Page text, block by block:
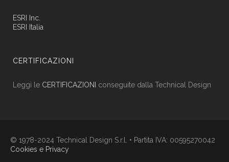
ESRI Inc.
ESRI Italia
CERTIFICAZIONI
Leggi le CERTIFICAZIONI conseguite dalla Technical Design
© 1978-2024 Technical Design S.r.l. • Partita IVA: 00595270042
Cookies e Privacy